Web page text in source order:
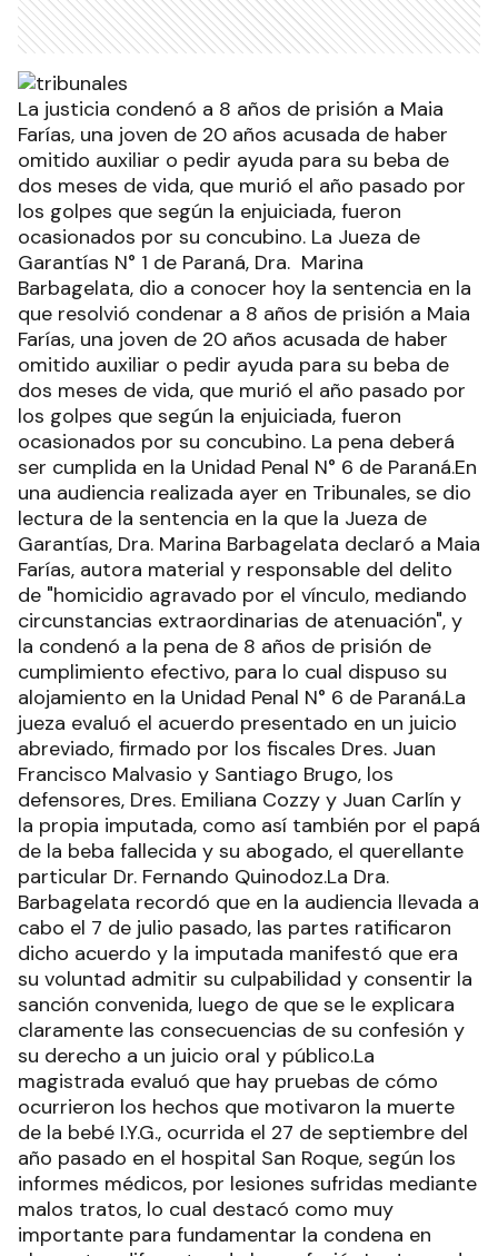
La justicia condenó a 8 años de prisión a Maia
Farías, una joven de 20 años acusada de haber
omitido auxiliar o pedir ayuda para su beba de
dos meses de vida, que murió el año pasado por
los golpes que según la enjuiciada, fueron
ocasionados por su concubino. La Jueza de
Garantías N° 1 de Paraná, Dra. Marina
Barbagelata, dio a conocer hoy la sentencia en la
que resolvió condenar a 8 años de prisión a Maia
Farías, una joven de 20 años acusada de haber
omitido auxiliar o pedir ayuda para su beba de
dos meses de vida, que murió el año pasado por
los golpes que según la enjuiciada, fueron
ocasionados por su concubino. La pena deberá
ser cumplida en la Unidad Penal N° 6 de Paraná.En
una audiencia realizada ayer en Tribunales, se dio
lectura de la sentencia en la que la Jueza de
Garantías, Dra. Marina Barbagelata declaró a Maia
Farías, autora material y responsable del delito
de "homicidio agravado por el vínculo, mediando
circunstancias extraordinarias de atenuación", y
la condenó a la pena de 8 años de prisión de
cumplimiento efectivo, para lo cual dispuso su
alojamiento en la Unidad Penal N° 6 de Paraná.La
jueza evaluó el acuerdo presentado en un juicio
abreviado, firmado por los fiscales Dres. Juan
Francisco Malvasio y Santiago Brugo, los
defensores, Dres. Emiliana Cozzy y Juan Carlín y
la propia imputada, como así también por el papá
de la beba fallecida y su abogado, el querellante
particular Dr. Fernando Quinodoz.La Dra.
Barbagelata recordó que en la audiencia llevada a
cabo el 7 de julio pasado, las partes ratificaron
dicho acuerdo y la imputada manifestó que era
su voluntad admitir su culpabilidad y consentir la
sanción convenida, luego de que se le explicara
claramente las consecuencias de su confesión y
su derecho a un juicio oral y público.La
magistrada evaluó que hay pruebas de cómo
ocurrieron los hechos que motivaron la muerte
de la bebé I.Y.G., ocurrida el 27 de septiembre del
año pasado en el hospital San Roque, según los
informes médicos, por lesiones sufridas mediante
malos tratos, lo cual destacó como muy
importante para fundamentar la condena en